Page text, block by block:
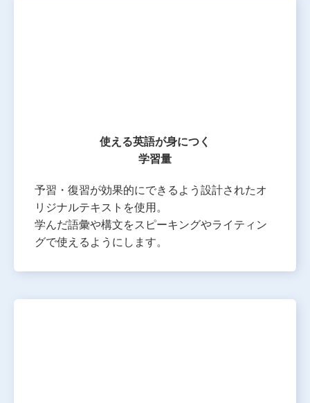
使える英語が身につく
学習量
予習・復習が効果的にできるよう設計されたオ
リジナルテキストを使用。
学んだ語彙や構文をスピーキングやライティン
グで使えるようにします。